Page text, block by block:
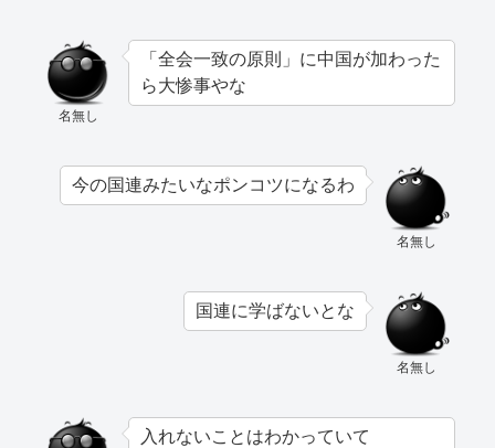
名無し
「全会一致の原則」に中国が加わった
ら大惨事やな
名無し
今の国連みたいなポンコツになるわ
名無し
国連に学ばないとな
入れないことはわかっていて